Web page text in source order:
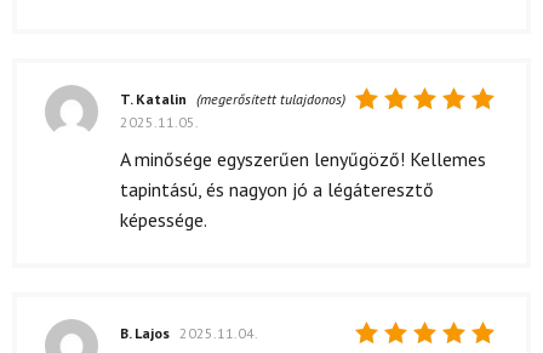
5/ 5
T. Katalin (megerősített tulajdonos)
2025.11.05.
A minősége egyszerűen lenyűgöző! Kellemes
tapintású, és nagyon jó a légáteresztő
képessége.
B. Lajos 2025.11.04.